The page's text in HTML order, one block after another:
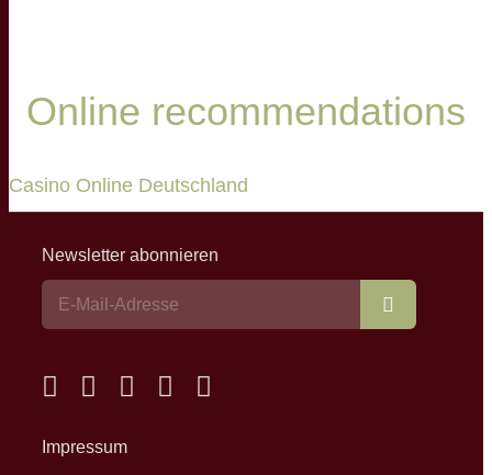
Online recommendations
Casino Online Deutschland
Newsletter abonnieren
Impressum